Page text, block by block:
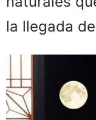
la llegada